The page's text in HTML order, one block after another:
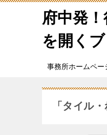
府中発
を開く
事務所ホームペー
「タイル